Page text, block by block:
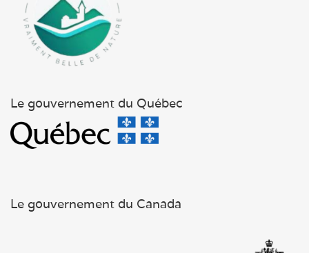
Le gouvernement du Québec
Le gouvernement du Canada